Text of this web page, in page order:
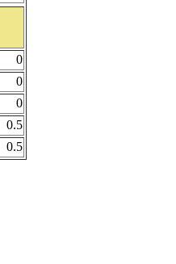
0
0
0
0.5
0.5